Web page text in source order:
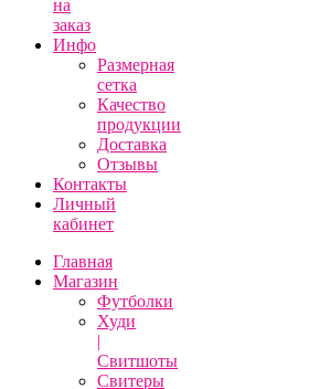
на
заказ
Инфо
Размерная
сетка
Качество
продукции
Доставка
Отзывы
Контакты
Личный
кабинет
Главная
Магазин
Футболки
Худи
|
Свитшоты
Свитеры